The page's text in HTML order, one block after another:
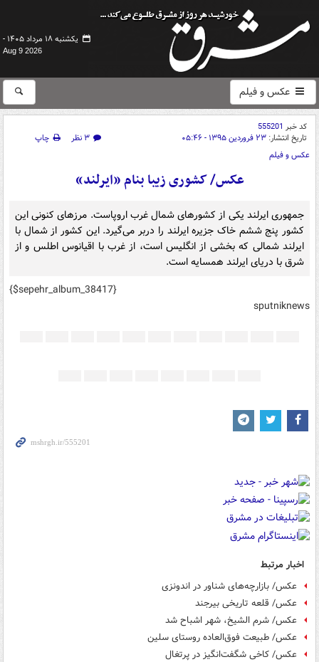
یکشنبه ۱۸ مرداد ۱۴۰۵ -
Aug 9 2026
عکس و فیلم
کد خبر 555201
تاریخ انتشار: ۲۳ فروردین ۱۳۹۵ - ۰۵:۴۶ ۳ نظر
چاپ
عکس و فیلم
عکس/ کشوری زیبا بنام «ایرلند»
جمهوری ایرلند یکی از کشورهای شمال غرب اروپاست. مرزهای کنونی این
کشور پنج ششم خاک جزیره ایرلند را دربر می‌گیرد. این کشور از شمال با
ایرلند شمالی که بخشی از انگلیس است، از غرب با اقیانوس اطلس و از
شرق با دریای ایرلند همسایه است.
{$sepehr_album_38417}
sputniknews
اخبار مرتبط
عکس/ بازارچه‌های شناور در اندونزی‎
عکس/ قلعه تاریخی بیرجند
عکس/ شرم الشیخ، شهر اشباح شد
عکس/ طبیعت فوق‌العاده روستای سلین
عکس/ کاخی شگفت‌انگیز در پرتغال